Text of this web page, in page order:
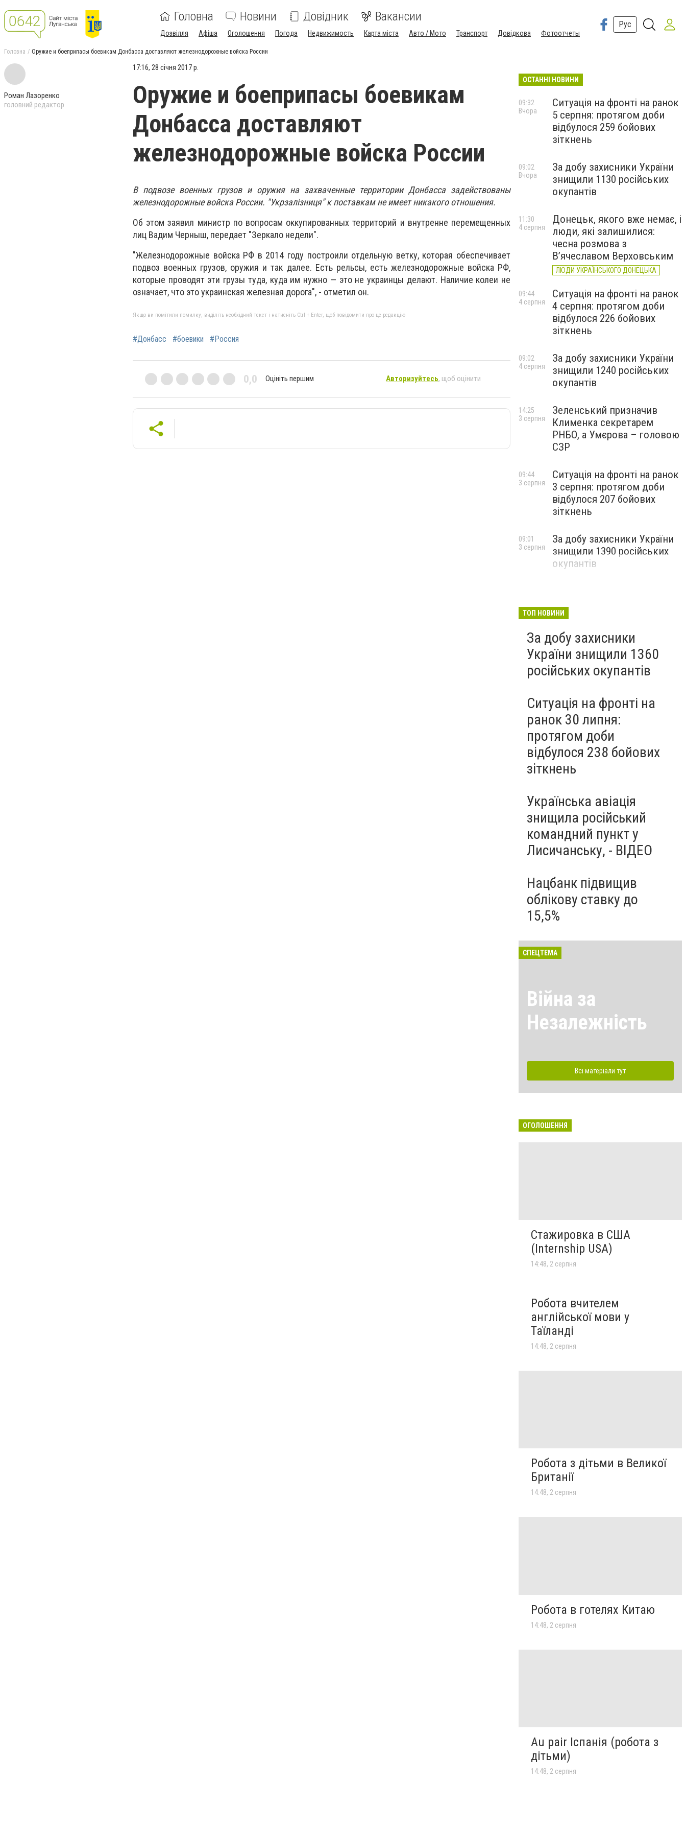
Головна Новини Довідник Вакансии
Дозвілля Афіша Оголошення Погода Недвижимость Карта міста Авто / Мото Транспорт Довідкова Фотоотчеты
Рус
Головна Оружие и боеприпасы боевикам Донбасса доставляют железнодорожные войска России
Роман Лазоренко
головний редактор
17:16, 28 січня 2017 р.
Оружие и боеприпасы боевикам
Донбасса доставляют
железнодорожные войска России
В подвозе военных грузов и оружия на захваченные территории Донбасса задействованы
железнодорожные войска России. "Укрзалізниця" к поставкам не имеет никакого отношения.
Об этом заявил министр по вопросам оккупированных территорий и внутренне перемещенных
лиц Вадим Черныш, передает "Зеркало недели".
"Железнодорожные войска РФ в 2014 году построили отдельную ветку, которая обеспечивает
подвоз военных грузов, оружия и так далее. Есть рельсы, есть железнодорожные войска РФ,
которые проводят эти грузы туда, куда им нужно — это не украинцы делают. Наличие колеи не
означает, что это украинская железная дорога", - отметил он.
Якщо ви помітили помилку, виділіть необхідний текст і натисніть Ctrl + Enter, щоб повідомити про це редакцію
#Донбасс #боевики #Россия
0,0 Оцініть першим Авторизуйтесь, щоб оцінити
ОСТАННІ НОВИНИ
Ситуація на фронті на ранок
5 серпня: протягом доби
відбулося 259 бойових
зіткнень
09:32
Вчора
За добу захисники України
знищили 1130 російських
окупантів
09:02
Вчора
Донецьк, якого вже немає, і
люди, які залишилися:
чесна розмова з
В’ячеславом Верховським
ЛЮДИ УКРАЇНСЬКОГО ДОНЕЦЬКА
11:30
4 серпня
Ситуація на фронті на ранок
4 серпня: протягом доби
відбулося 226 бойових
зіткнень
09:44
4 серпня
За добу захисники України
знищили 1240 російських
окупантів
09:02
4 серпня
Зеленський призначив
Клименка секретарем
РНБО, а Умєрова – головою
СЗР
14:25
3 серпня
Ситуація на фронті на ранок
3 серпня: протягом доби
відбулося 207 бойових
зіткнень
09:44
3 серпня
За добу захисники України
знищили 1390 російських
окупантів
09:01
3 серпня
ТОП НОВИНИ
За добу захисники
України знищили 1360
російських окупантів
Ситуація на фронті на
ранок 30 липня:
протягом доби
відбулося 238 бойових
зіткнень
Українська авіація
знищила російський
командний пункт у
Лисичанську, - ВІДЕО
Нацбанк підвищив
облікову ставку до
15,5%
СПЕЦТЕМА
Війна за
Незалежність
Всі матеріали тут
ОГОЛОШЕННЯ
Стажировка в США
(Internship USA)
14:48, 2 серпня
Робота вчителем
англійської мови у
Таїланді
14:48, 2 серпня
Робота з дітьми в Великої
Британії
14:48, 2 серпня
Робота в готелях Китаю
14:48, 2 серпня
Au pair Іспанія (робота з
дітьми)
14:48, 2 серпня